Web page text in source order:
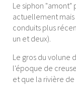
Le siphon
actuellement
conduits plus
un et deux).
Le gros du volune
l'époque de
et que la rivière de